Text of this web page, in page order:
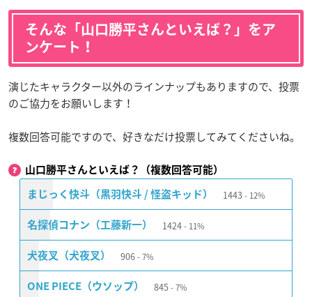
そんな「山口勝平さんといえば？」をア
ンケート！
演じたキャラクター以外のラインナップもありますので、投票
のご協力をお願いします！
複数回答可能ですので、好きなだけ投票してみてくださいね。
山口勝平さんといえば？（複数回答可能）
まじっく快斗（黒羽快斗 / 怪盗キッド） 1443 12%
名探偵コナン（工藤新一） 1424 11%
犬夜叉（犬夜叉） 906 7%
ONE PIECE（ウソップ） 845 7%